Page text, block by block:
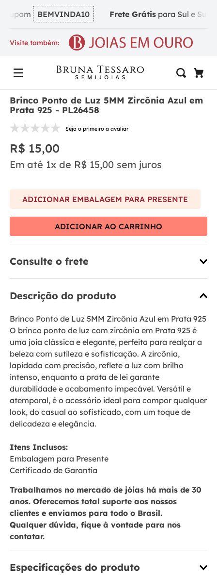
BEMVINDA10 Frete Grátispara Sul e
Visite também:
Brinco Ponto de Luz 5MM Zircônia Azul em
Prata 925 - PL26458
Seja o primeiro a avaliar
R$ 15,00
Em até 1x de R$ 15,00 sem juros
ADICIONAR EMBALAGEM PARA PRESENTE
ADICIONAR AO CARRINHO
Consulte o frete
Descrição do produto
Brinco Ponto de Luz 5MM Zircônia Azul em Prata 925
O brinco ponto de luz com zircônia em Prata 925 é
uma joia clássica e elegante, perfeita para realçar a
beleza com sutileza e sofisticação. A zircônia,
lapidada com precisão, reflete a luz com brilho
intenso, enquanto a prata de lei garante
durabilidade e acabamento impecável. Versátil e
atemporal, é o acessório ideal para compor qualquer
look, do casual ao sofisticado, com um toque de
delicadeza e elegância.
Itens Inclusos:
Embalagem para Presente
Certificado de Garantia
Trabalhamos no mercado de jóias há mais de 30
anos. Oferecemos total suporte aos nossos
clientes e enviamos para todo o Brasil.
Qualquer dúvida, fique à vontade para nos
contatar.
Especificações do produto